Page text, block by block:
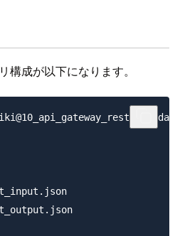
構成が以下になります。